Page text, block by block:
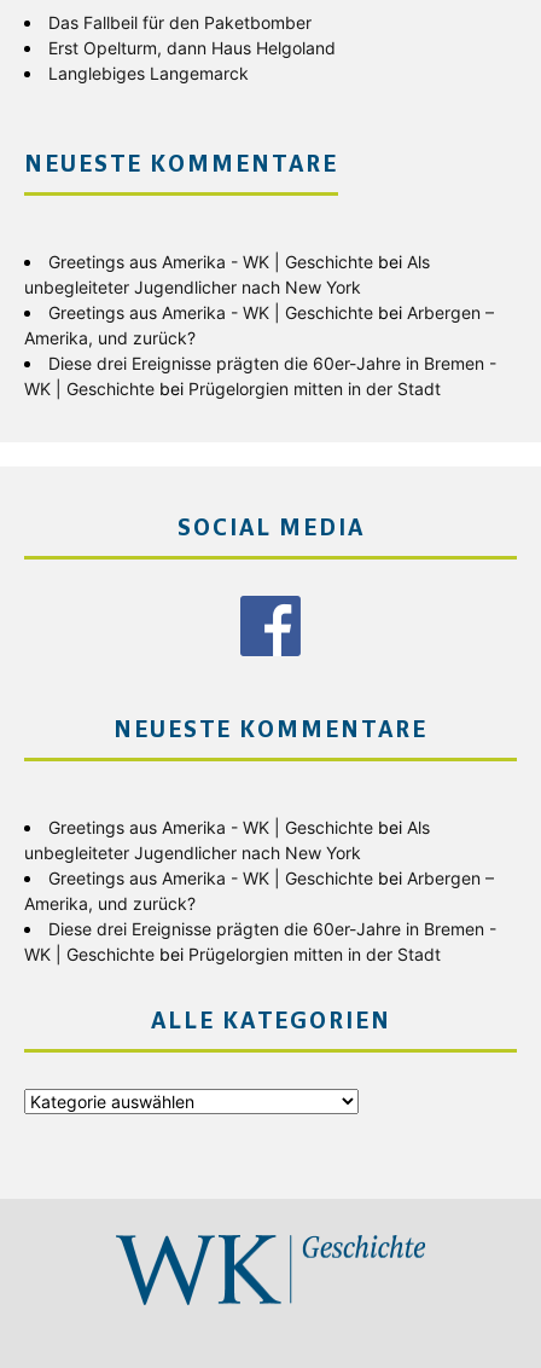
Das Fallbeil für den Paketbomber
Erst Opelturm, dann Haus Helgoland
Langlebiges Langemarck
NEUESTE KOMMENTARE
Greetings aus Amerika - WK | Geschichte bei Als
unbegleiteter Jugendlicher nach New York
Greetings aus Amerika - WK | Geschichte bei Arbergen –
Amerika, und zurück?
Diese drei Ereignisse prägten die 60er-Jahre in Bremen -
WK | Geschichte bei Prügelorgien mitten in der Stadt
SOCIAL MEDIA
NEUESTE KOMMENTARE
Greetings aus Amerika - WK | Geschichte bei Als
unbegleiteter Jugendlicher nach New York
Greetings aus Amerika - WK | Geschichte bei Arbergen –
Amerika, und zurück?
Diese drei Ereignisse prägten die 60er-Jahre in Bremen -
WK | Geschichte bei Prügelorgien mitten in der Stadt
ALLE KATEGORIEN
Alle